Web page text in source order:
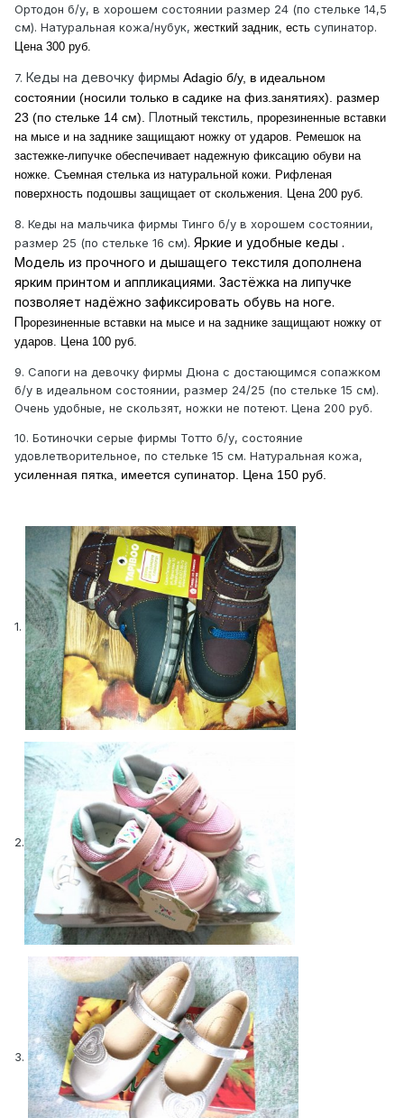
Ортодон б/у, в хорошем состоянии размер 24 (по стельке 14,5
см). Натуральная кожа/нубук, жесткий задник, есть супинатор.
Цена 300 руб.
7. Кеды на девочку фирмы Adagio б/у, в идеальном
состоянии (носили только в садике на физ.занятиях). размер
23 (по стельке 14 см). Плотный текстиль, прорезиненные вставки
на мысе и на заднике защищают ножку от ударов. Ремешок на
застежке-липучке обеспечивает надежную фиксацию обуви на
ножке. Съемная стелька из натуральной кожи. Рифленая
поверхность подошвы защищает от скольжения. Цена 200 руб.
8. Кеды на мальчика фирмы Тинго б/у в хорошем состоянии,
размер 25 (по стельке 16 см). Яркие и удобные кеды .
Модель из прочного и дышащего текстиля дополнена
ярким принтом и аппликациями. Застёжка на липучке
позволяет надёжно зафиксировать обувь на ноге.
Прорезиненные вставки на мысе и на заднике защищают ножку от
ударов. Цена 100 руб.
9. Сапоги на девочку фирмы Дюна с достающимся сопажком
б/у в идеальном состоянии, размер 24/25 (по стельке 15 см).
Очень удобные, не скользят, ножки не потеют. Цена 200 руб.
10. Ботиночки серые фирмы Тотто б/у, состояние
удовлетворительное, по стельке 15 см. Натуральная кожа,
усиленная пятка, имеется супинатор. Цена 150 руб.
1.
2.
3.